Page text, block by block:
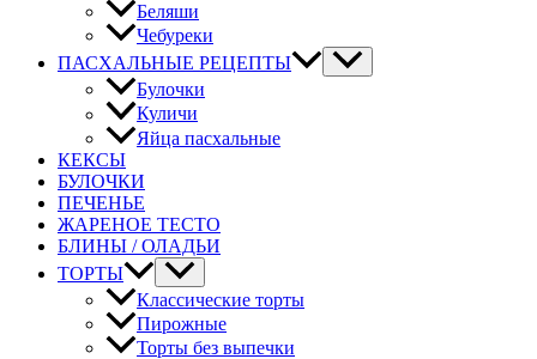
Беляши
Чебуреки
ПАСХАЛЬНЫЕ РЕЦЕПТЫ
Булочки
Куличи
Яйца пасхальные
КЕКСЫ
БУЛОЧКИ
ПЕЧЕНЬЕ
ЖАРЕНОЕ ТЕСТО
БЛИНЫ / ОЛАДЬИ
ТОРТЫ
Классические торты
Пирожные
Торты без выпечки